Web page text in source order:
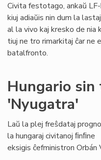
Civita festotago, ankaŭ
kiuj adiaŭis nin dum la
al la vivo kaj kresko de nia
tiuj ne tro rimarkitaj ĉar ne
batalfronto.
Hungario sin
'Nyugatra'
Laŭ la plej freŝdataj
la hungaraj civitanoj ﬁnﬁne
eksigis ĉefministron Orbán